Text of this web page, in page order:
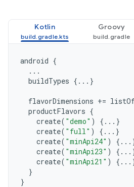
Kotlin Groovy
android {
...
buildTypes {...}
flavorDimensions +=
productFlavors {
create( "demo" )
{...}
create( "full" )
{...}
create( "minApi24" )
create( "minApi23" )
create( "minApi21" )
}
}